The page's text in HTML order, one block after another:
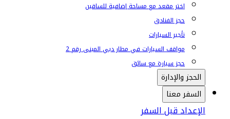
اختر مقعد مع مساحة إضافية للساقين
حجز الفنادق
تأجير السيارات
مواقف السيارات في مطار دبي المبنى رقم 2
حجز سيارة مع سائق
الحجز والإدارة
السفر معنا
الإعداد قبل السفر